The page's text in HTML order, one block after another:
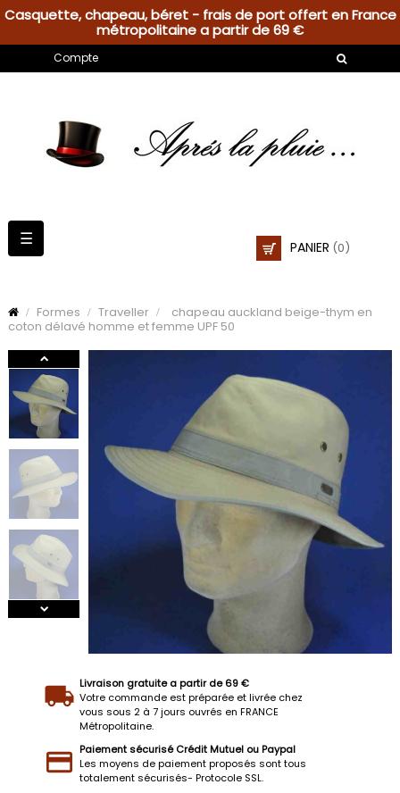
Casquette, chapeau, béret - frais de port offert en France
métropolitaine a partir de 69 €
Compte
PANIER (0)
Basculer
la
☰
Formes Traveller
chapeau auckland beige-thym en
coton délavé homme et femme UPF 50
Livraison gratuite a partir de 69 €
Votre commande est préparée et livrée chez
vous sous 2 à 7 jours ouvrés en FRANCE
Métropolitaine.
Paiement sécurisé Crédit Mutuel ou Paypal
Les moyens de paiement proposés sont tous
totalement sécurisés- Protocole SSL.